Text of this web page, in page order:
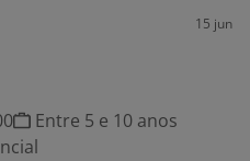
15 jun
Entre 5 e 10 anos